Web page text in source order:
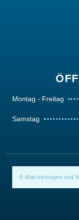
Montag - Freitag
Samstag